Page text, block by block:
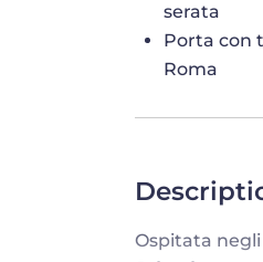
serata
Porta con
Roma
Ospitata